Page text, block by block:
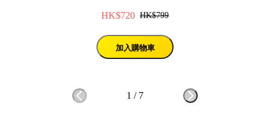
HK$720 HK$799
加入購物車
1 / 7